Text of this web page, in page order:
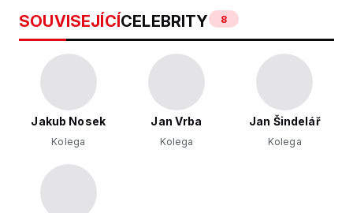
SOUVISEJÍCÍCELEBRITY 8
Jakub Nosek
Kolega
Jan Vrba
Kolega
Jan Šindelář
Kolega